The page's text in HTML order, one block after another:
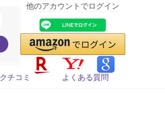
他のアカウントでログイン
クチコミ よくある質問